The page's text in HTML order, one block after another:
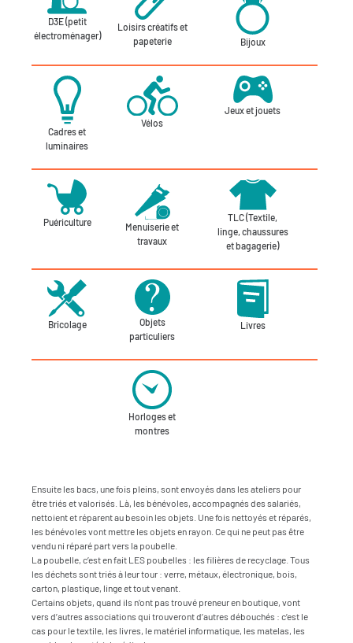
D3E (petit
électroménager)
Loisirs créatifs et
papeterie
Bijoux
Cadres et
luminaires
Vélos
Jeux et jouets
Puériculture
Menuiserie et
travaux
TLC (Textile,
linge, chaussures
et bagagerie)
Bricolage
Objets
particuliers
Livres
Horloges et
montres
Ensuite les bacs, une fois pleins, sont envoyés dans les ateliers pour
être triés et valorisés. Là, les bénévoles, accompagnés des salariés,
nettoient et réparent au besoin les objets. Une fois nettoyés et réparés,
les bénévoles vont mettre les objets en rayon. Ce qui ne peut pas être
vendu ni réparé part vers la poubelle.
La poubelle, c’est en fait LES poubelles : les filières de recyclage. Tous
les déchets sont triés à leur tour : verre, métaux, électronique, bois,
carton, plastique, linge et tout venant.
Certains objets, quand ils n’ont pas trouvé preneur en boutique, vont
vers d’autres associations qui trouveront d’autres débouchés : c’est le
cas pour le textile, les livres, le matériel informatique, les matelas, les